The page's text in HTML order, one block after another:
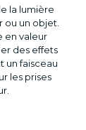
la lumière
ou un objet.
en valeur
des effets
un faisceau
les prises